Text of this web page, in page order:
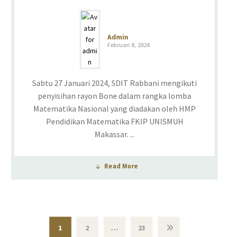
Admin
Februari 8, 2024
Sabtu 27 Januari 2024, SDIT Rabbani mengikuti
penyisihan rayon Bone dalam rangka lomba
Matematika Nasional yang diadakan oleh HMP
Pendidikan Matematika FKIP UNISMUH
Makassar. ...
Read More
1 2 … 23